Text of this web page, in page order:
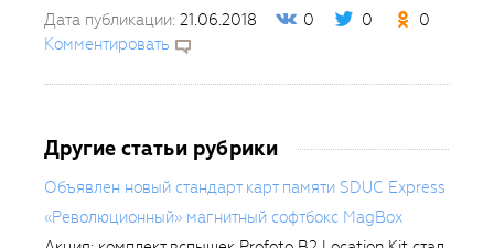
Дата публикации: 21.06.2018 0 0
0
Комментировать
Другие статьи рубрики
Объявлен новый стандарт карт памяти SDUC Express
«Революционный» магнитный софтбокс MagBox